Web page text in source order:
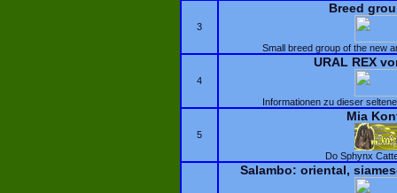
3
Breed
Small breed group of the new
4
URAL REX
Informationen zu dieser
5
Mia
Do Sphynx
Salambo: oriental,